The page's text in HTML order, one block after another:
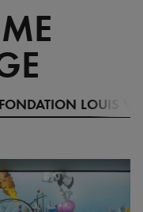
LOUIS